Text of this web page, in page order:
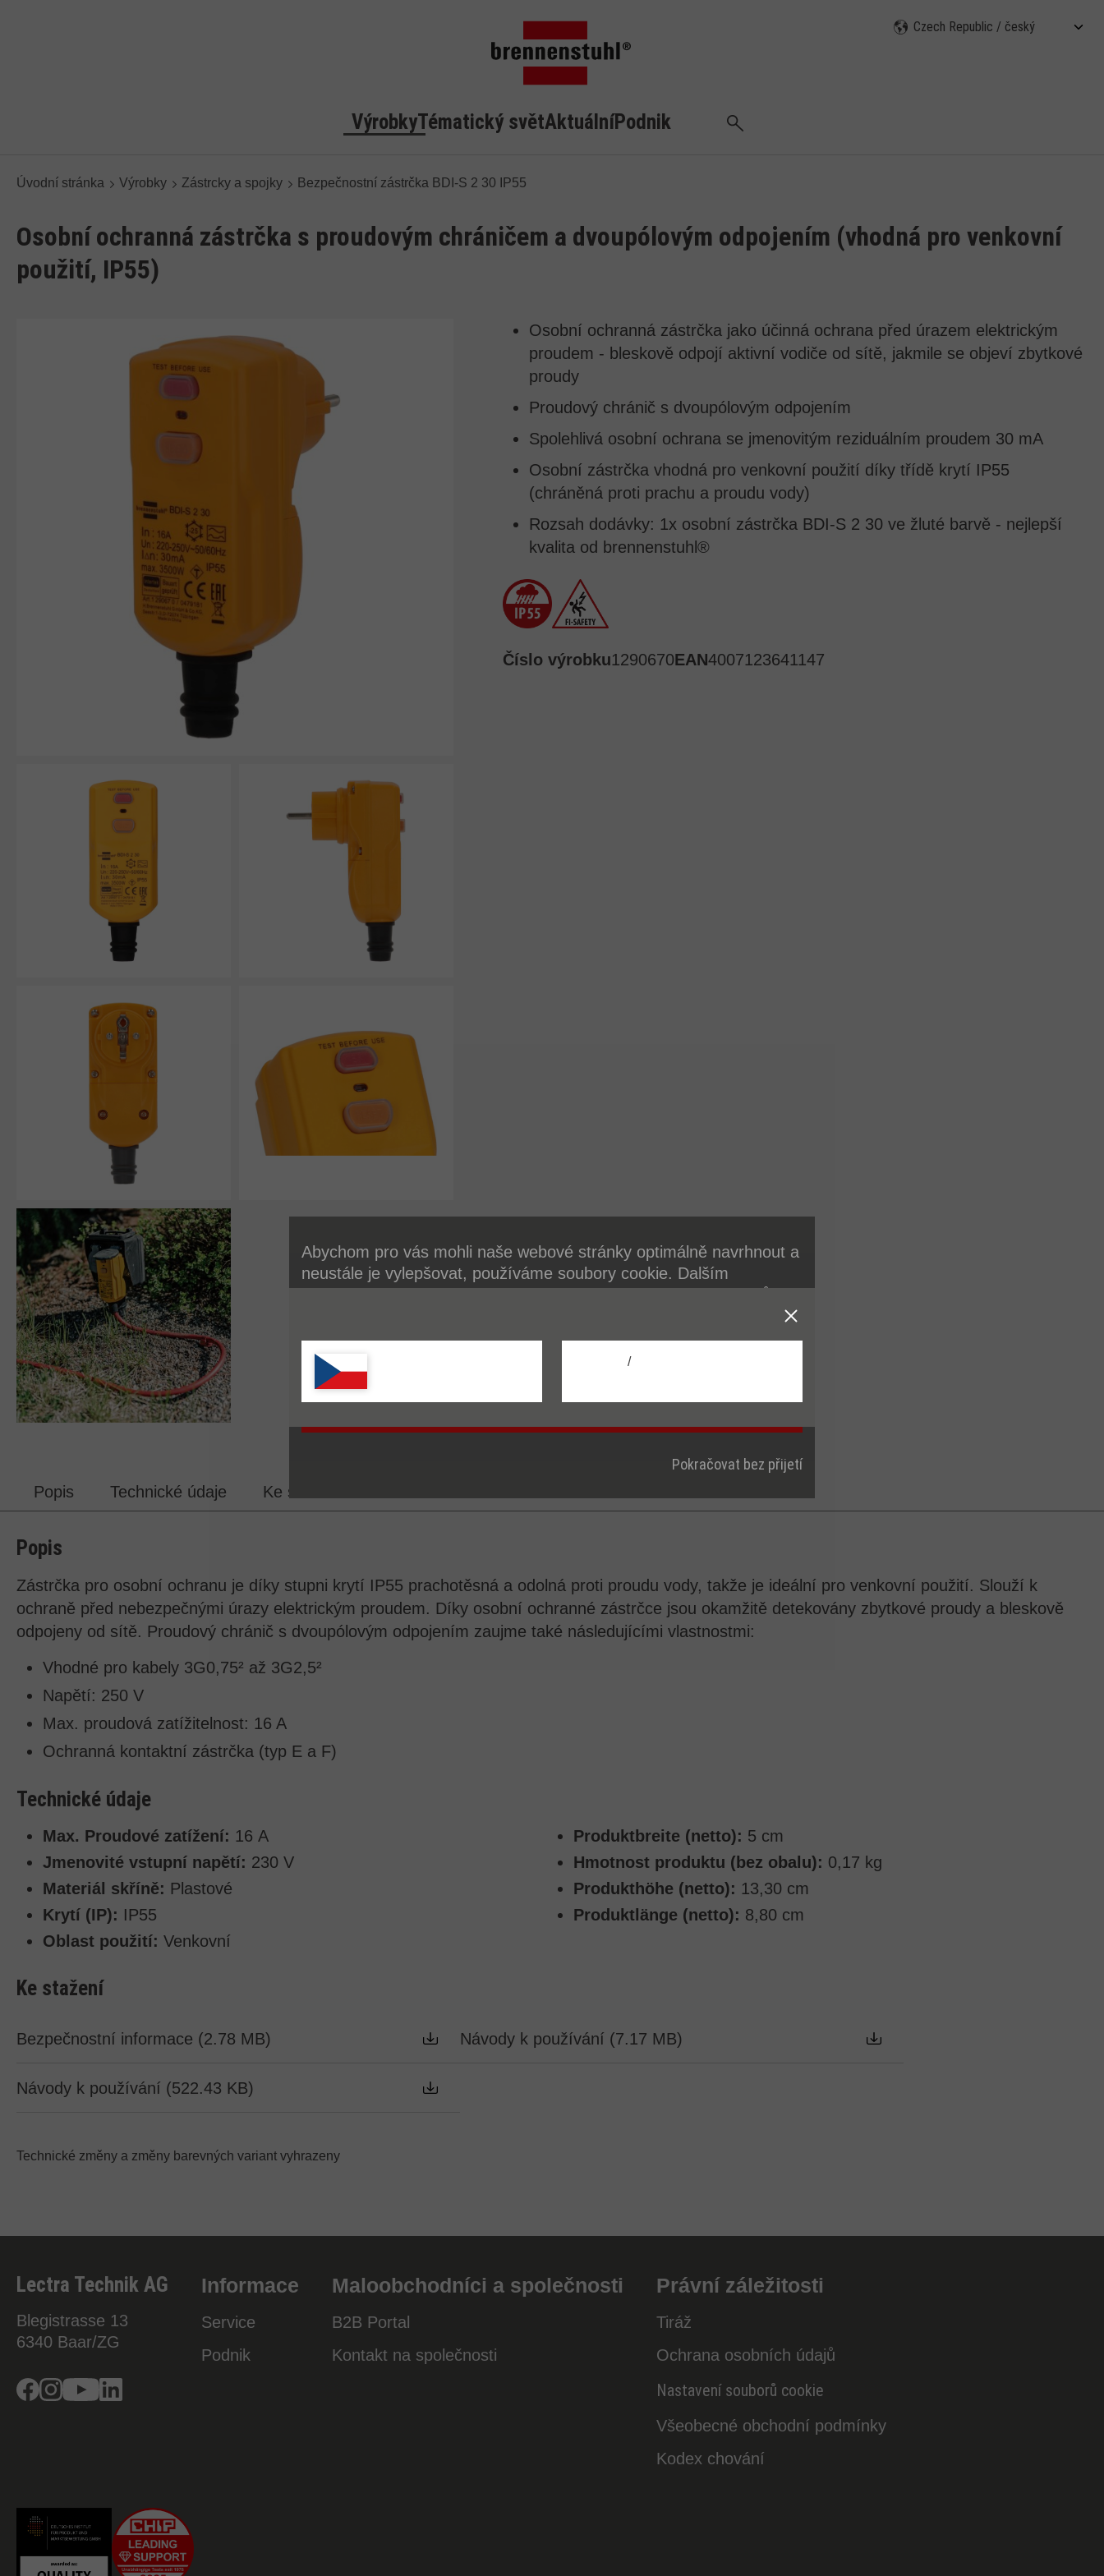
Abychom pro vás mohli naše webové stránky optimálně navrhnout a
neustále je vylepšovat, používáme soubory cookie. Dalším
zásadách ochrany osobních údajů.
Pokračovat bez přijetí
/
VýrobkyTématický světAktuálníPodnik Hledat
Úvodní stránka Výrobky Zástrcky a spojky Bezpečnostní zástrčka BDI-S 2 30 IP55
Osobní ochranná zástrčka s proudovým chráničem a dvoupólovým odpojením (vhodná pro venkovní
použití, IP55)
Osobní ochranná zástrčka jako účinná ochrana před úrazem elektrickým
proudem - bleskově odpojí aktivní vodiče od sítě, jakmile se objeví zbytkové
proudy
Proudový chránič s dvoupólovým odpojením
Spolehlivá osobní ochrana se jmenovitým reziduálním proudem 30 mA
Osobní zástrčka vhodná pro venkovní použití díky třídě krytí IP55
(chráněná proti prachu a proudu vody)
Rozsah dodávky: 1x osobní zástrčka BDI-S 2 30 ve žluté barvě - nejlepší
kvalita od brennenstuhl®
Číslo výrobku1290670EAN4007123641147
Popis Technické údaje Ke stažení
Popis
Zástrčka pro osobní ochranu je díky stupni krytí IP55 prachotěsná a odolná proti proudu vody, takže je ideální pro venkovní použití. Slouží k
ochraně před nebezpečnými úrazy elektrickým proudem. Díky osobní ochranné zástrčce jsou okamžitě detekovány zbytkové proudy a bleskově
odpojeny od sítě. Proudový chránič s dvoupólovým odpojením zaujme také následujícími vlastnostmi:
Vhodné pro kabely 3G0,75² až 3G2,5²
Napětí: 250 V
Max. proudová zatížitelnost: 16 A
Ochranná kontaktní zástrčka (typ E a F)
Technické údaje
Max. Proudové zatížení: 16 A
Jmenovité vstupní napětí: 230 V
Materiál skříně: Plastové
Krytí (IP): IP55
Oblast použití: Venkovní
Produktbreite (netto): 5 cm
Hmotnost produktu (bez obalu): 0,17 kg
Produkthöhe (netto): 13,30 cm
Produktlänge (netto): 8,80 cm
Ke stažení
Bezpečnostní informace (2.78 MB) Návody k používání (7.17 MB)
Návody k používání (522.43 KB)
Technické změny a změny barevných variant vyhrazeny
Lectra Technik AG
Blegistrasse 13
6340 Baar/ZG
Facebook
Instagram
Youtube
Informace
Service
Podnik
Maloobchodníci a společnosti
B2B Portal
Kontakt na společnosti
Právní záležitosti
Tiráž
Ochrana osobních údajů
Nastavení souborů cookie
Všeobecné obchodní podmínky
Kodex chování